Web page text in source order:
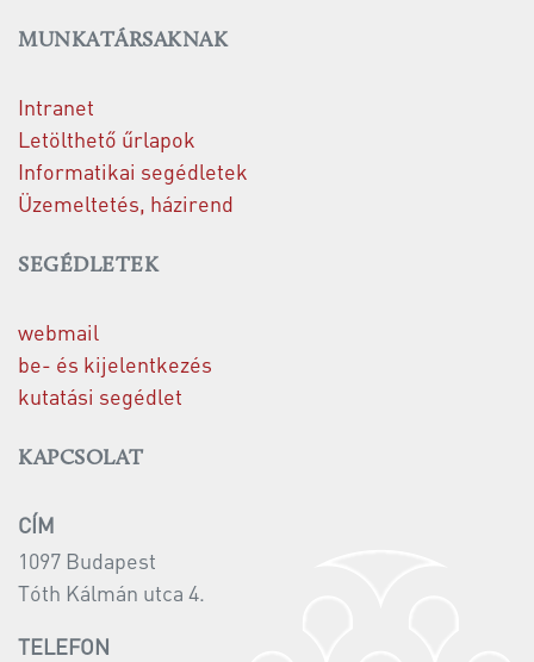
MUNKATÁRSAKNAK
Intranet
Letölthető űrlapok
Informatikai segédletek
Üzemeltetés, házirend
SEGÉDLETEK
webmail
be- és kijelentkezés
kutatási segédlet
KAPCSOLAT
CÍM
1097 Budapest
Tóth Kálmán utca 4.
TELEFON